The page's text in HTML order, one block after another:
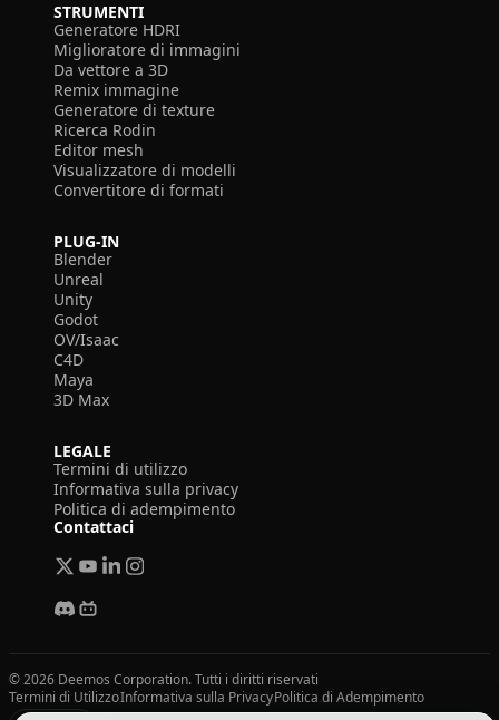
STRUMENTI
Generatore HDRI
Miglioratore di immagini
Da vettore a 3D
Remix immagine
Generatore di texture
Ricerca Rodin
Editor mesh
Visualizzatore di modelli
Convertitore di formati
PLUG-IN
Blender
Unreal
Unity
Godot
OV/Isaac
C4D
Maya
3D Max
LEGALE
Termini di utilizzo
Informativa sulla privacy
Politica di adempimento
Contattaci
© 2026 Deemos Corporation. Tutti i diritti riservati
Termini di UtilizzoInformativa sulla PrivacyPolitica di Adempimento